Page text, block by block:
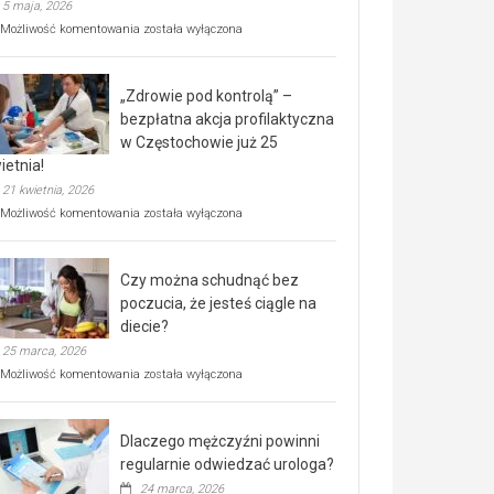
5 maja, 2026
Możliwość komentowania Rusza
rehabilitacji
dla
seniorów!
została wyłączona
„Zdrowie pod kontrolą” –
bezpłatna akcja profilaktyczna
w Częstochowie już 25
21 kwietnia, 2026
Możliwość komentowania „Zdrowie
bezpłatna
akcja
profilaktyczna
w
już
kwietnia!
została wyłączona
Czy można schudnąć bez
poczucia, że jesteś ciągle na
diecie?
25 marca, 2026
Możliwość komentowania Czy
poczucia,
że
została wyłączona
Dlaczego mężczyźni powinni
regularnie odwiedzać urologa?
24 marca, 2026